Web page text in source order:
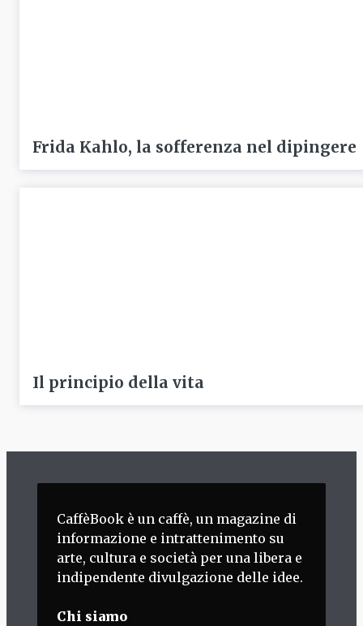
Frida Kahlo, la sofferenza nel dipingere
Il principio della vita
CaffèBook è un caffè, un magazine di
informazione e intrattenimento su
arte, cultura e società per una libera e
indipendente divulgazione delle idee.
Chi siamo